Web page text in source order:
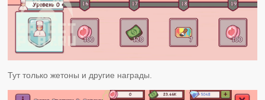
Тут только жетоны и другие награды.